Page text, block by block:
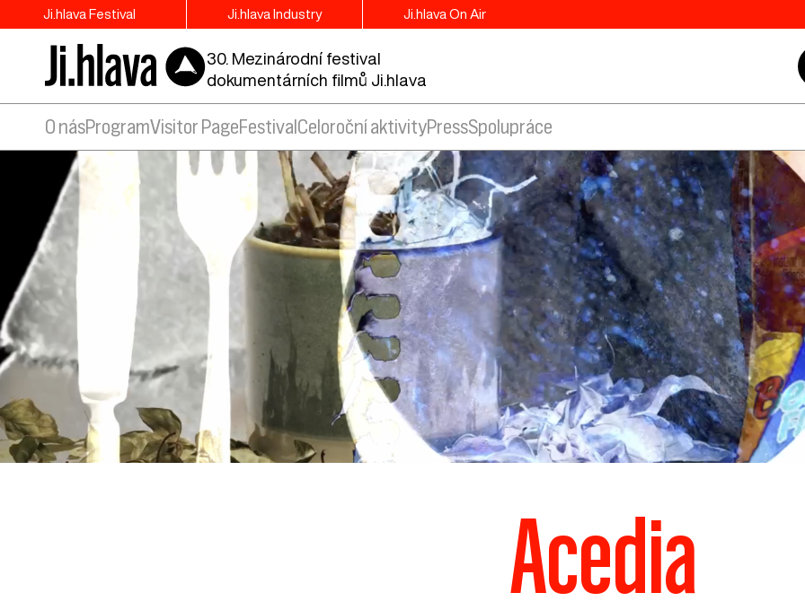
Ji.hlava Festival Ji.hlava Industry Ji.hlava On Air
30. Mezinárodní festival
dokumentárních filmů Ji.hlava
O násProgramVisitor PageFestival Celoroční aktivityPressSpolupráce
Acedia